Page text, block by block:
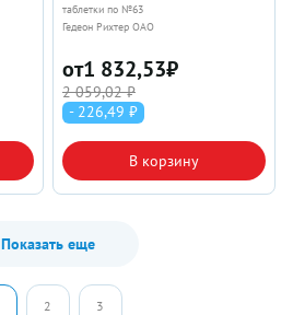
таблетки по №63
Гедеон Рихтер ОАО
от1 832,53₽
2 059,02 ₽
- 226,49 ₽
В корзину
Показать еще
2 3